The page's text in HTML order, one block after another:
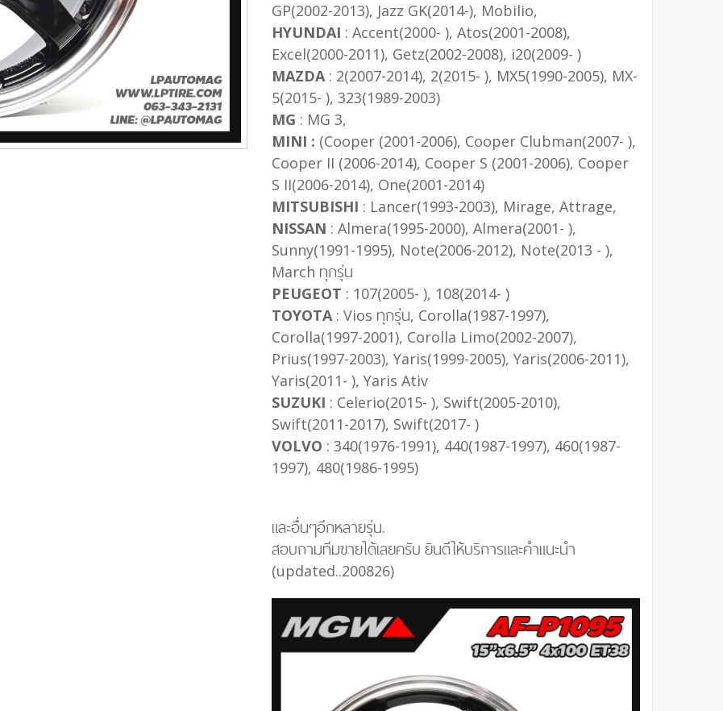
GP(2002-2013), Jazz GK(2014-), Mobilio,
HYUNDAI : Accent(2000- ), Atos(2001-2008),
Excel(2000-2011), Getz(2002-2008), i20(2009- )
MAZDA: 2(2007-2014), 2(2015- ), MX5(1990-2005), MX-
5(2015- ), 323(1989-2003)
MG : MG 3,
MINI : (Cooper (2001-2006), Cooper Clubman(2007- ),
Cooper II (2006-2014), Cooper S (2001-2006), Cooper
S II(2006-2014), One(2001-2014)
MITSUBISHI : Lancer(1993-2003), Mirage, Attrage,
NISSAN : Almera(1995-2000), Almera(2001- ),
Sunny(1991-1995), Note(2006-2012), Note(2013 - ),
March ทุกรุ่น
PEUGEOT : 107(2005- ), 108(2014- )
TOYOTA: Vios ทุกรุ่น, Corolla(1987-1997),
Corolla(1997-2001), Corolla Limo(2002-2007),
Prius(1997-2003), Yaris(1999-2005), Yaris(2006-2011),
Yaris(2011- ), Yaris Ativ
SUZUKI : Celerio(2015- ), Swift(2005-2010),
Swift(2011-2017), Swift(2017- )
VOLVO : 340(1976-1991), 440(1987-1997), 460(1987-
1997), 480(1986-1995)
และอื่นๆอีกหลายรุ่น.
สอบถามทีมขายได้เลยครับ ยินดีให้บริการและคำแนะนำ
(updated..200826)